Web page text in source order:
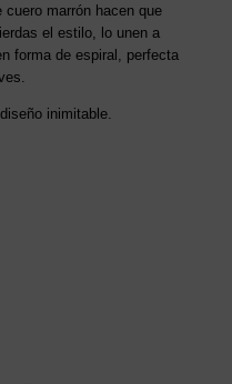
marrón hacen que
el estilo, lo unen a
forma de espiral, perfecta
inimitable.